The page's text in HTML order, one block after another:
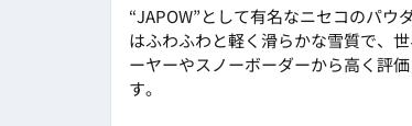
“JAPOW”として有名なニセコのパウ
はふわふわと軽く滑らかな雪質で、
ーヤーやスノーボーダーから高く評
す。